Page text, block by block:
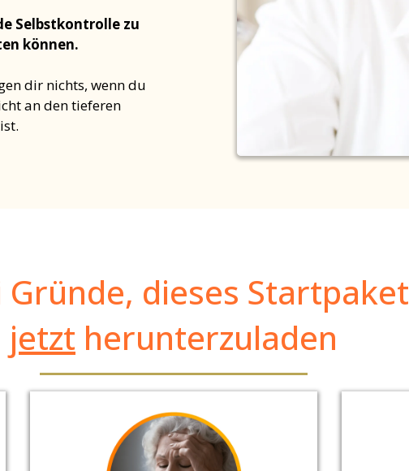
Selbstkontrolle zu
können.
dir nichts, wenn du
an den tieferen
Gründe, dieses Startpaket
jetzt herunterzuladen